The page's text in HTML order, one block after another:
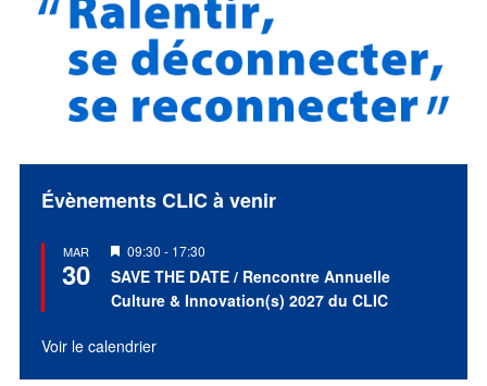
Évènements CLIC à venir
MAR
30
Mis
en
avant
09:30 - 17:30
SAVE THE DATE / Rencontre Annuelle
Culture & Innovation(s) 2027 du CLIC
Voir le calendrier